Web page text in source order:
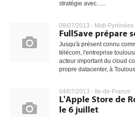
stratégie avec......
08/07/2013 - Midi-Pyrénées
FullSave prépare
Jusqu'à présent connu
télécom, l'entreprise
acteur important du cloud
propre datacenter, à
04/07/2013 - Ile-de-France
L'Apple Store de
le 6 juillet